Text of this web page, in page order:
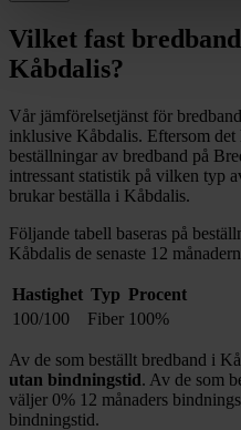
Vilket fast
Kåbdalis?
Vår jämförelsetjänst för
inklusive Kåbdalis. Eftersom
beställningar av bredband på
intressant statistik på vilken typ
brukar beställa i Kåbdalis.
Följande tabell baseras på
Kåbdalis de senaste 12
Hastighet Typ Procent
100/100
Fiber 100%
Av de som beställt bredband i
utan bindningstid. Av de som
väljer 0% 12 månaders
bindningstid.